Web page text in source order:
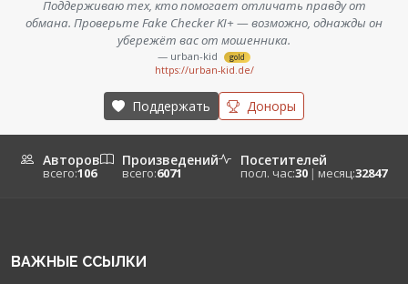
Поддерживаю тех, кто помогает отличать правду от
обмана. Проверьте Fake Checker KI+ — возможно, однажды он
убережёт вас от мошенника.
— urban-kid gold
https://urban-kid.de/
Поддержать Доноры
Авторов
всего:106
Произведений
всего:6071
Посетителей
посл. час:30 | месяц:32847
ВАЖНЫЕ ССЫЛКИ